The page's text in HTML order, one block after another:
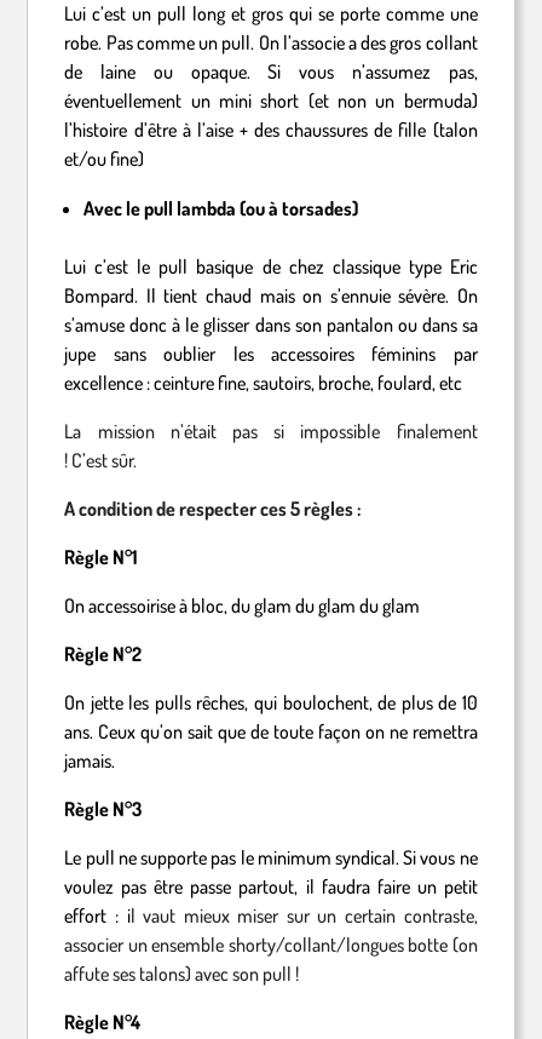
Lui c’est un pull long et gros qui se porte comme une
robe. Pas comme un pull. On l’associe a des gros collant
de laine ou opaque. Si vous n’assumez pas,
éventuellement un mini short (et non un bermuda)
l’histoire d’être à l’aise + des chaussures de fille (talon
et/ou fine)
Avec le pull lambda (ou à torsades)
Lui c’est le pull basique de chez classique type Eric
Bompard. Il tient chaud mais on s’ennuie sévère. On
s’amuse donc à le glisser dans son pantalon ou dans sa
jupe sans oublier les accessoires féminins par
excellence : ceinture fine, sautoirs, broche, foulard, etc
La mission n’était pas si impossible finalement
! C’est sûr.
A condition de respecter ces 5 règles :
Règle N°1
On accessoirise à bloc, du glam du glam du glam
Règle N°2
On jette les pulls rêches, qui boulochent, de plus de 10
ans. Ceux qu’on sait que de toute façon on ne remettra
jamais.
Règle N°3
Le pull ne supporte pas le minimum syndical. Si vous ne
voulez pas être passe partout, il faudra faire un petit
effort : il vaut mieux miser sur un certain contraste,
associer un ensemble shorty/collant/longues botte (on
affute ses talons) avec son pull !
Règle N°4